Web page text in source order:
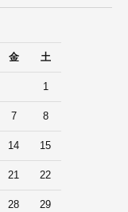
金 土
1
7 8
14 15
21 22
28 29